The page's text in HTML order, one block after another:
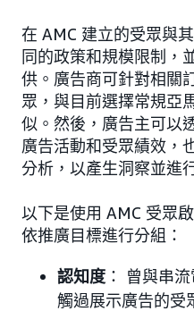
在 AMC 建立的受眾與
同的政策和規模限制，
供。廣告商可針對相關
眾，與目前選擇常規亞
似。然後，廣告主可以
廣告活動和受眾績效，
分析，以產生洞察並進
以下是使用 AMC 受眾
依推廣目標進行分組：
認知度 ： 曾與串
觸過展示廣告的受